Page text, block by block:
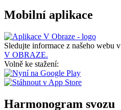
Mobilní aplikace
Sledujte informace z našeho webu v
V OBRAZE.
Volně ke stažení:
Harmonogram svozu